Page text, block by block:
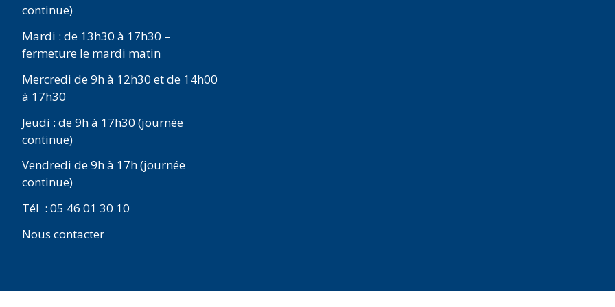
continue)
Mardi : de 13h30 à 17h30 –
fermeture le mardi matin
Mercredi de 9h à 12h30 et de 14h00
à 17h30
Jeudi : de 9h à 17h30 (journée
continue)
Vendredi de 9h à 17h (journée
continue)
Tél : 05 46 01 30 10
Nous contacter